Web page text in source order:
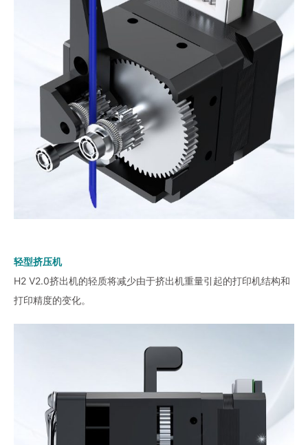
轻型挤压机
H2 V2.0挤出机的轻质将减少由于挤出机重量引起的打印机结构和
打印精度的变化。